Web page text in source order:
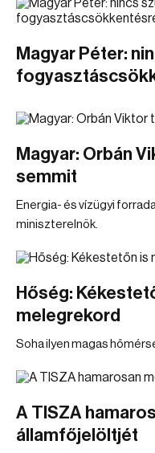
Magyar Péter:
Magyar: Orbán
semmit
Energia- és vízügyi
miniszterelnök.
Hőség:
melegrekord
Soha ilyen magas
A TISZA
államfőjelöltjét